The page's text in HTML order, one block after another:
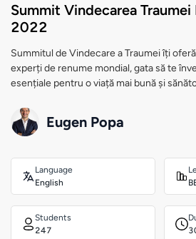
Summit Vindecarea
2022
Summitul de Vindecare a Traumei îți
experți de renume mondial, gata să te
esențiale pentru o viață mai bună și
Eugen Popa
Language
English
Students
247